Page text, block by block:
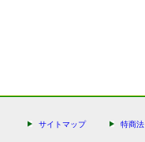
サイトマップ 特商法